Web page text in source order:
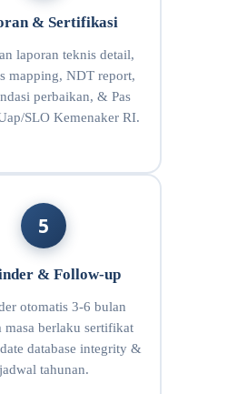
& Sertifikasi
laporan teknis detail,
mapping, NDT report,
perbaikan, & Pas
SLO Kemenaker RI.
5
& Follow-up
otomatis 3-6 bulan
masa berlaku sertifikat
database integrity &
jadwal tahunan.